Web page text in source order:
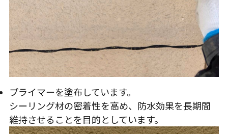
プライマーを塗布しています。
シーリング材の密着性を高め、防水効果を長期間
維持させることを目的としています。